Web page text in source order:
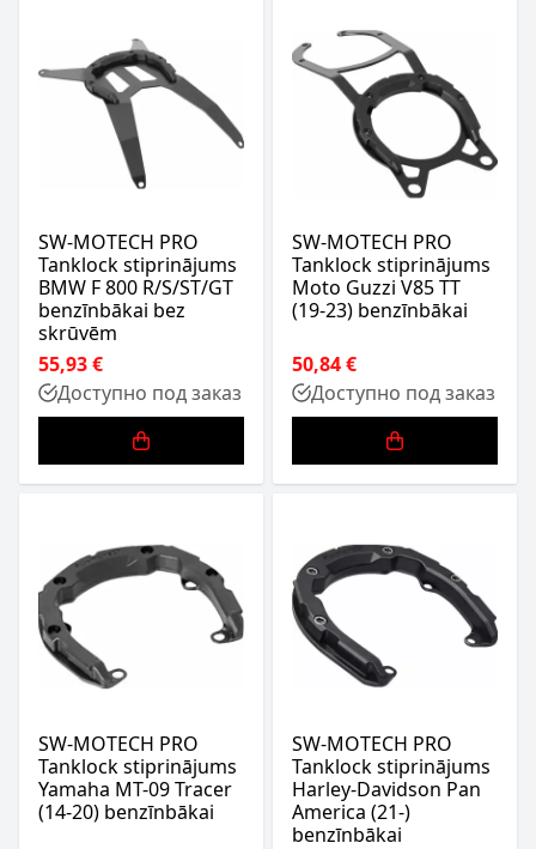
SW-MOTECH PRO
Tanklock stiprinājums
BMW F 800 R/S/ST/GT
benzīnbākai bez
skrūvēm
55,93 €
Доступно под заказ
SW-MOTECH PRO
Tanklock stiprinājums
Moto Guzzi V85 TT
(19-23) benzīnbākai
50,84 €
Доступно под заказ
SW-MOTECH PRO
Tanklock stiprinājums
Yamaha MT-09 Tracer
(14-20) benzīnbākai
SW-MOTECH PRO
Tanklock stiprinājums
Harley-Davidson Pan
America (21-)
benzīnbākai